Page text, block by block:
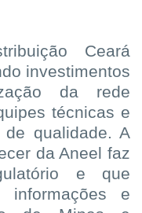
Ceará
investimentos
da rede
técnicas e
de qualidade. A
da Aneel faz
e que
informações e